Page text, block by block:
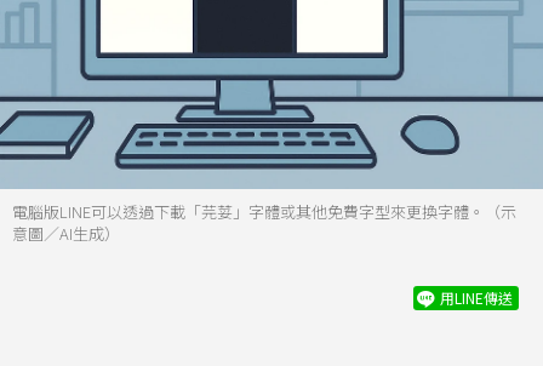
電腦版LINE可以透過下載「芫荽」字體或其他免費字型來更換字體。（示
意圖／AI生成）
用LINE傳送